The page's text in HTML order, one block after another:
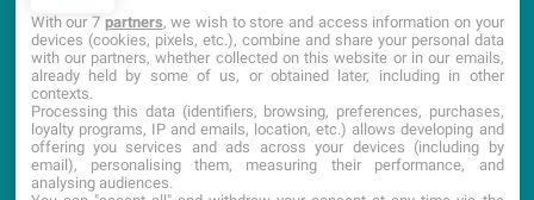
CANDIDATURE PORTES OUVERTES
DOCUMENTATION
With our 7 partners, we wish to store and access information on your
devices (cookies, pixels, etc.), combine and share your personal data
with our partners, whether collected on this website or in our emails,
already held by some of us, or obtained later, including in other
contexts.
Processing this data (identifiers, browsing, preferences, purchases,
loyalty programs, IP and emails, location, etc.) allows developing and
offering you services and ads across your devices (including by
email), personalising them, measuring their performance, and
analysing audiences.